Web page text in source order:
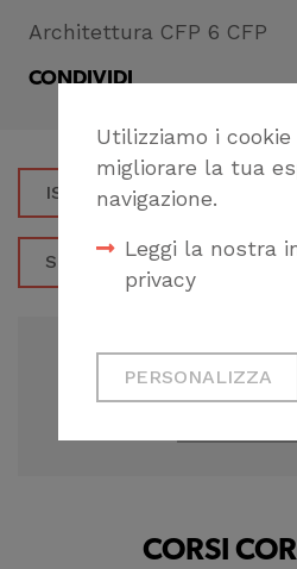
Utilizziamo i cookie
migliorare la tua
navigazione.
Leggi la nostra
privacy
Cookie tecnici
Necessari per
PERSONALIZZA
Architettura CFP 6 CFP
CONDIVIDI
ISCRIVITI
SCARICA LA LOCANDINA
ADD TO GOOGLE
CORSI